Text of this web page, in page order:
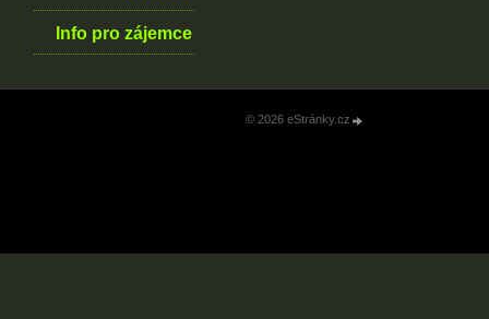
Info pro zájemce
© 2026 eStránky.cz